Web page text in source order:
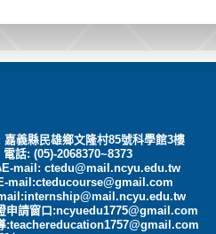
嘉義縣民雄鄉文隆村85號科學館3樓
電話: (05)-2068370~8373
E-mail: ctedu@mail.ncyu.edu.tw
mail:cteducourse@gmail.com
申請窗口:ncyuedu1775@gmail.com
:teachereducation1757@gmail.com